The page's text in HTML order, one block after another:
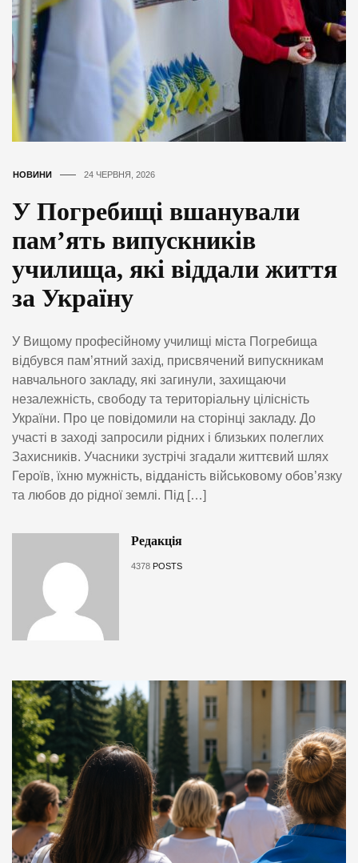
НОВИНИ 24 ЧЕРВНЯ, 2026
У Погребищі вшанували
пам’ять випускників
училища, які віддали життя
за Україну
У Вищому професійному училищі міста Погребища
відбувся пам’ятний захід, присвячений випускникам
навчального закладу, які загинули, захищаючи
незалежність, свободу та територіальну цілісність
України. Про це повідомили на сторінці закладу. До
участі в заході запросили рідних і близьких полеглих
Захисників. Учасники зустрічі згадали життєвий шлях
Героїв, їхню мужність, відданість військовому обов’язку
та любов до рідної землі. Під […]
Редакція
4378 POSTS